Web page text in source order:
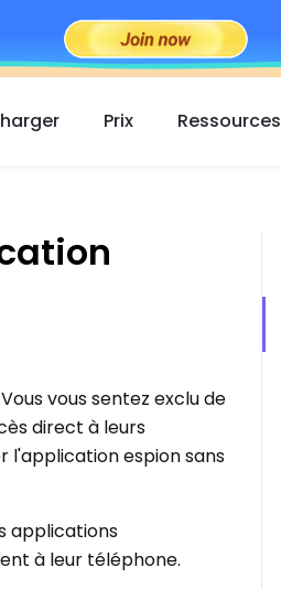
Prix Ressources
vous sentez exclu de
direct à leurs
l'application espion sans
applications
à leur téléphone.